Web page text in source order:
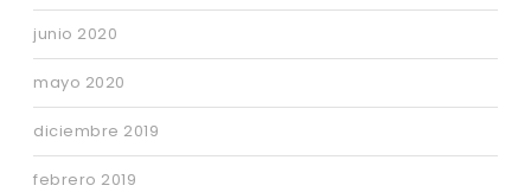
junio 2020
mayo 2020
diciembre 2019
febrero 2019